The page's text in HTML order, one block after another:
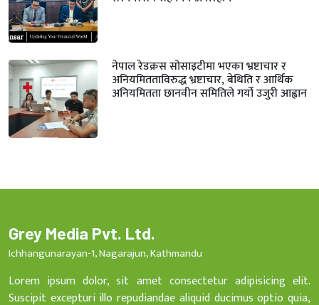
नेपाल रेडक्रस सोसाइटीमा भएका भ्रष्टाचार र
अनियमितताविरुद्ध भ्रष्टाचार, बेथिति र आर्थिक
अनियमितता छानवीन समितिले गर्यो उजुरी आह्वान
Grey Media Pvt. Ltd.
Ichhangunarayan-1, Nagarajun, Kathmandu
Lorem ipsum dolor, sit amet consectetur adipisicing elit.
Suscipit excepturi illo repudiandae aliquid ducimus optio quia,